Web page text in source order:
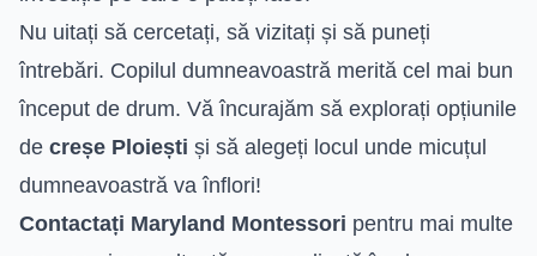
Nu uitați să cercetați, să vizitați și să puneți
întrebări. Copilul dumneavoastră merită cel mai bun
început de drum. Vă încurajăm să explorați opțiunile
de creșe Ploiești și să alegeți locul unde micuțul
dumneavoastră va înflori!
Contactați Maryland Montessori pentru mai multe